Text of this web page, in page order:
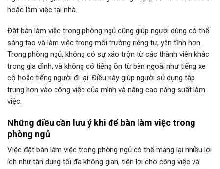
hoặc làm việc tại nhà.
Đặt bàn làm việc trong phòng ngủ cũng giúp người dùng có thể
sáng tạo và làm việc trong môi trường riêng tư, yên tĩnh hơn.
Trong phòng ngủ, không có sự xáo trộn từ các thành viên khác
trong gia đình, và không có tiếng ồn từ bên ngoài như tiếng xe
cộ hoặc tiếng người đi lại. Điều này giúp người sử dụng tập
trung hơn vào công việc của mình và nâng cao năng suất làm
việc.
Những điều cần lưu ý khi để bàn làm việc trong
phòng ngủ
Việc đặt bàn làm việc trong phòng ngủ có thể mang lại nhiều lợi
ích như tận dụng tối đa không gian, tiện lợi cho công việc và